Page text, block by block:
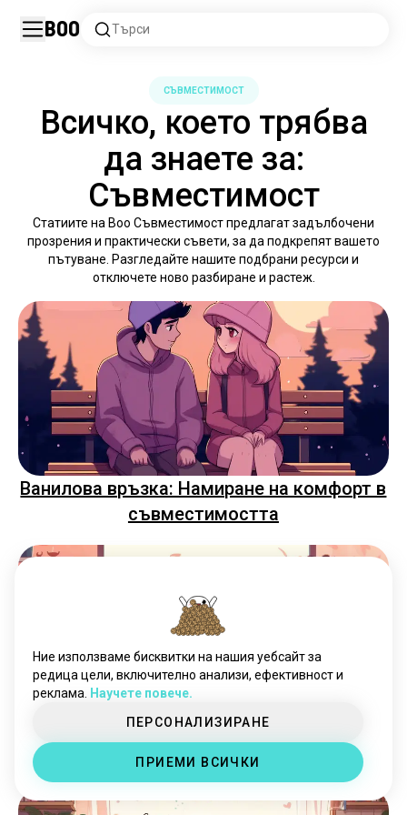
Boo Търси
СЪВМЕСТИМОСТ
Всичко, което трябва
да знаете за:
Съвместимост
Статиите на Boo Съвместимост предлагат задълбочени
прозрения и практически съвети, за да подкрепят вашето
пътуване. Разгледайте нашите подбрани ресурси и
отключете ново разбиране и растеж.
Ванилова връзка: Намиране на комфорт в
съвместимостта
Ротационно запознанство: Откритие на
по-дълбоки връзки чрез личността
Ние използваме бисквитки на нашия уебсайт за
редица цели, включително анализи, ефективност и
реклама.
Научете повече.
ПЕРСОНАЛИЗИРАНЕ
ПРИЕМИ ВСИЧКИ